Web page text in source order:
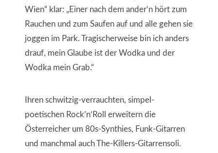
Wien“ klar: „Einer nach dem ander’n hört zum
Rauchen und zum Saufen auf und alle gehen sie
joggen im Park. Tragischerweise bin ich anders
drauf, mein Glaube ist der Wodka und der
Wodka mein Grab.“
Ihren schwitzig-verrauchten, simpel-
poetischen Rock’n‘Roll erweitern die
Österreicher um 80s-Synthies, Funk-Gitarren
und manchmal auch The-Killers-Gitarrensoli.